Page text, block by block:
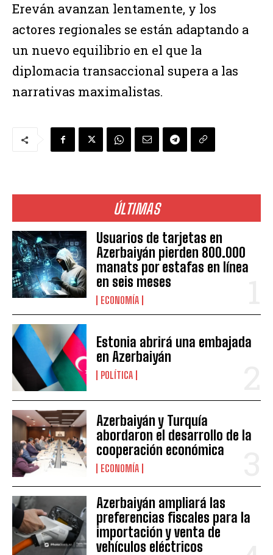
ÚLTIMAS
Usuarios de tarjetas en
Azerbaiyán pierden 800.000
manats por estafas en línea
en seis meses
ECONOMÍA
Estonia abrirá una embajada
en Azerbaiyán
POLÍTICA
Azerbaiyán y Turquía
abordaron el desarrollo de la
cooperación económica
ECONOMÍA
Azerbaiyán ampliará las
preferencias fiscales para la
importación y venta de
vehículos eléctricos
Ereván avanzan lentamente, y los
actores regionales se están adaptando a
un nuevo equilibrio en el que la
diplomacia transaccional supera a las
narrativas maximalistas.